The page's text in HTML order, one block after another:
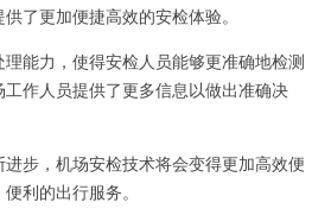
了更加便捷高效的安检体验。
能力，使得安检人员能够更准确地检测
作人员提供了更多信息以做出准确决
步，机场安检技术将会变得更加高效便
利的出行服务。